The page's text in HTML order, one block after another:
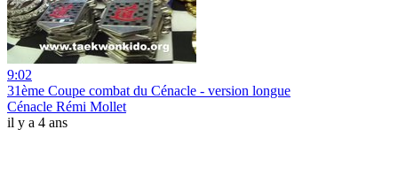
9:02
31ème Coupe combat du Cénacle - version longue
Cénacle Rémi Mollet
il y a 4 ans